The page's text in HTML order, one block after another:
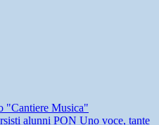
"Cantiere Musica"
alunni PON Uno voce, tante